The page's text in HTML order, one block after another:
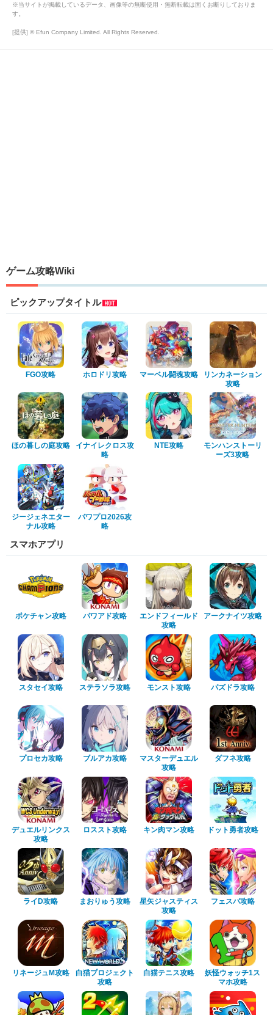
※当サイトが掲載しているデータ、画像等の無断使用・無断転載は固くお断りしておりま
す。
[提供] © Efun Company Limited. All Rights Reserved.
ゲーム攻略Wiki
ピックアップタイトル
FGO攻略 ホロドリ攻略 マーベル闘魂攻略
リンカネーション
攻略
ほの暮しの庭攻略
イナイレクロス攻
略
NTE攻略
モンハンストーリ
ーズ3攻略
ジージェネエター
ナル攻略
パワプロ2026攻
略
スマホアプリ
ポケチャン攻略 パワアド攻略
エンドフィールド
攻略
アークナイツ攻略
スタセイ攻略 ステラソラ攻略 モンスト攻略 パズドラ攻略
プロセカ攻略 ブルアカ攻略
マスターデュエル
攻略
ダフネ攻略
デュエルリンクス
攻略
ロススト攻略 キン肉マン攻略 ドット勇者攻略
ライD攻略 まおりゅう攻略
星矢ジャスティス
攻略
フェスバ攻略
リネージュM攻略
白猫プロジェクト
攻略
白猫テニス攻略
妖怪ウォッチ1ス
マホ攻略